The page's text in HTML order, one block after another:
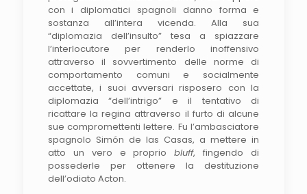
con i diplomatici spagnoli danno forma e
sostanza all’intera vicenda. Alla sua
“diplomazia dell’insulto” tesa a spiazzare
l’interlocutore per renderlo inoffensivo
attraverso il sovvertimento delle norme di
comportamento comuni e socialmente
accettate, i suoi avversari risposero con la
diplomazia “dell’intrigo” e il tentativo di
ricattare la regina attraverso il furto di alcune
sue compromettenti lettere. Fu l’ambasciatore
spagnolo Simón de las Casas, a mettere in
atto un vero e propriobluff, fingendo di
possederle per ottenere la destituzione
dell’odiato Acton.